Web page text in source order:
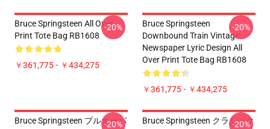
Bruce Springsteen All Over
Print Tote Bag RB1608
￥361,775 - ￥434,275
-20%
Bruce Springsteen
Downbound Train Vintage
Newspaper Lyric Design All
Over Print Tote Bag RB1608
￥361,775 - ￥434,275
-20%
Bruce Springsteen プルオーバ
-20%
Bruce Springsteen クラシック
-20%